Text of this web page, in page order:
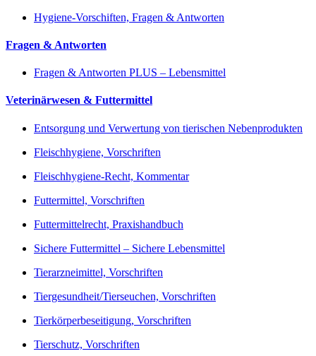
Hygiene-Vorschiften, Fragen & Antworten
Fragen & Antworten
Fragen & Antworten PLUS – Lebensmittel
Veterinärwesen & Futtermittel
Entsorgung und Verwertung von tierischen Nebenprodukten
Fleischhygiene, Vorschriften
Fleischhygiene-Recht, Kommentar
Futtermittel, Vorschriften
Futtermittelrecht, Praxishandbuch
Sichere Futtermittel – Sichere Lebensmittel
Tierarzneimittel, Vorschriften
Tiergesundheit/Tierseuchen, Vorschriften
Tierkörperbeseitigung, Vorschriften
Tierschutz, Vorschriften